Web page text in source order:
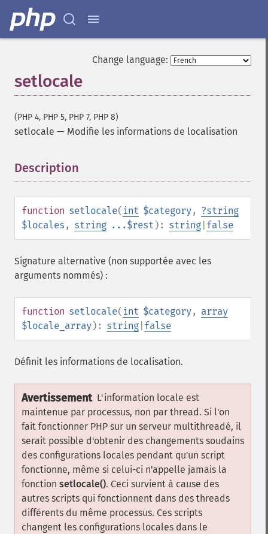
Change language:
setlocale
(PHP 4, PHP 5, PHP 7, PHP 8)
setlocale — Modifie les informations de localisation
Description
function setlocale( int $category, ?string
$locales , string ...$rest ): string false
Signature alternative (non supportée avec les
arguments nommés) :
function setlocale( int $category, array
$locale_array): string false
Définit les informations de localisation.
Avertissement L'information locale est
maintenue par processus, non par thread. Si l'on
fait fonctionner PHP sur un serveur multithreadé, il
serait possible d'obtenir des changements soudains
des configurations locales pendant qu'un script
fonctionne, même si celui-ci n'appelle jamais la
fonction setlocale(). Ceci survient à cause des
autres scripts qui fonctionnent dans des threads
différents du même processus. Ces scripts
changent les configurations locales dans le